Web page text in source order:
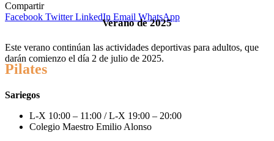
Compartir
Facebook Twitter LinkedIn Email WhatsApp
Verano de 2025
Este verano continúan las actividades deportivas para adultos, que
darán comienzo el día 2 de julio de 2025.
Pilates
Sariegos
L-X 10:00 – 11:00 / L-X 19:00 – 20:00
Colegio Maestro Emilio Alonso